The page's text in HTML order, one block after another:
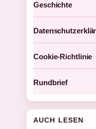
Geschichte
Cookie-Richtlinie
Rundbrief
AUCH LESEN